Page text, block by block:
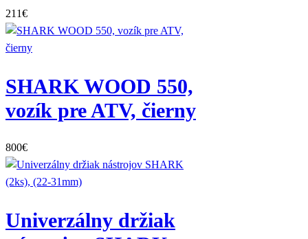
211€
SHARK WOOD 550,
vozík pre ATV, čierny
800€
Univerzálny držiak